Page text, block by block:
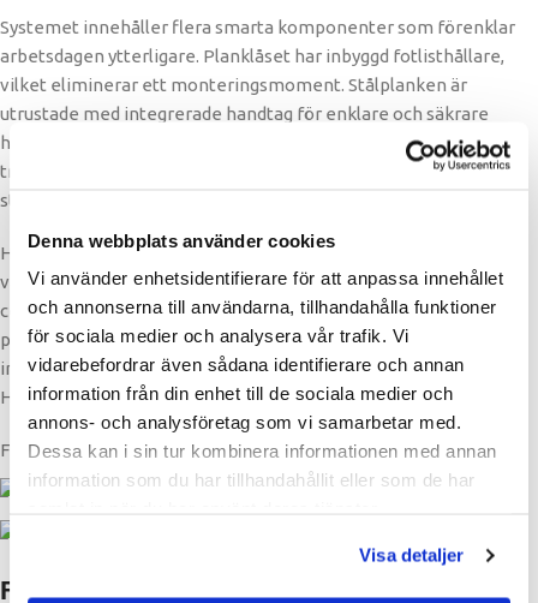
Denna webbplats använder cookies
Vi använder enhetsidentifierare för att anpassa innehållet
och annonserna till användarna, tillhandahålla funktioner
för sociala medier och analysera vår trafik. Vi
vidarebefordrar även sådana identifierare och annan
information från din enhet till de sociala medier och
annons- och analysföretag som vi samarbetar med.
Dessa kan i sin tur kombinera informationen med annan
information som du har tillhandahållit eller som de har
Visa detaljer
Systemet innehåller flera smarta komponenter som förenklar
arbetsdagen ytterligare. Planklåset har inbyggd fotlisthållare,
vilket eliminerar ett monteringsmoment. Stålplanken är
utrustade med integrerade handtag för enklare och säkrare
hantering, utan att påverka stapelbarheten eller
transportlösningen. Det här är genomtänkt, professionell
ställningsteknik som är byggd för verkligheten.
HANA används idag av ställningsföretag och byggentreprenörer
världen över och passar dig som söker ett snabbt, säkert och
certifierat ställningssystem med hög ergonomi och bevisad
prestanda. Oavsett om du arbetar med fasadrenovering,
industrimontage, brobygge eller tillfälliga arbetsplattformar, är
HANA ett system du kan lita på i varje steg.
Frakt
Fraktmöjligheter